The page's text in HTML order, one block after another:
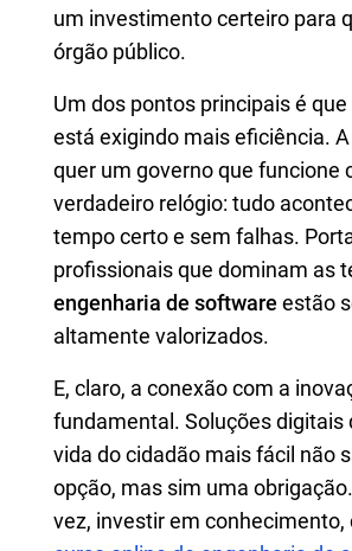
um investimento certeiro para
órgão público.
Um dos pontos principais é
está exigindo mais eficiência.
quer um governo que funcione
verdadeiro relógio: tudo
tempo certo e sem falhas.
profissionais que dominam as
engenharia de software estão
altamente valorizados.
E, claro, a conexão com a
fundamental. Soluções digitais
vida do cidadão mais fácil não
opção, mas sim uma
vez, investir em conhecimento,